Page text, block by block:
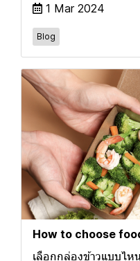
1 Mar 2024
Blog
How to choose
เลือกกล่องข้าวแบบไห